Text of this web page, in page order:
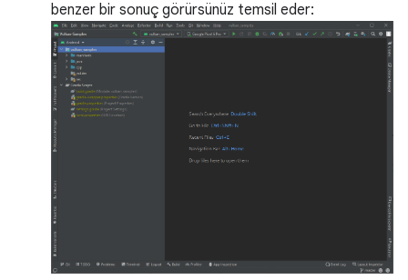
benzer bir sonuç görürsünüz temsil eder: